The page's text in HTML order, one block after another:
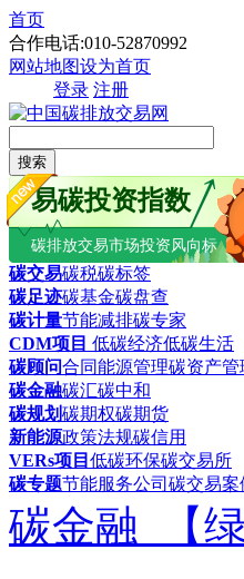
首页
合作电话:010-52870992
网站地图设为首页
登录 注册
搜索
易碳投资指数
碳排放交易市场投资风向标
碳交易碳税碳标签
碳足迹碳基金碳盘查
碳计量节能减排碳专家
CDM项目 低碳经济低碳生活
碳顾问合同能源管理碳资产管
碳金融碳汇碳中和
碳规划碳期权碳期货
新能源政策法规碳信用
VERs项目 低碳环保碳交易所
碳专题节能服务公司 碳交易案
碳金融_【